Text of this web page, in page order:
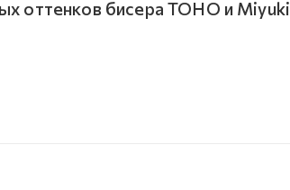
оттенков бисера TOHO и Miyuki